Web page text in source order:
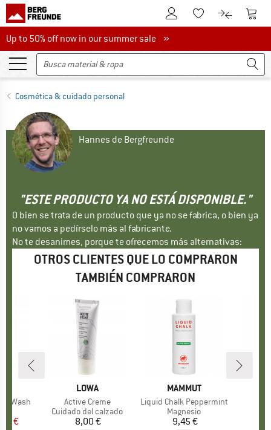
A la cuenta de cliente
A la lista de
A la A la
Up to 50% off now in our summer sale
Up to 50% off now in our summer sale »
Cosmética & cuidado personal
Hannes de Bergfreunde
"ESTE PRODUCTO YA NO ESTÁ DISPONIBLE."
O bien se trata de un producto que ya no se fabrica, o bien ya
no vamos a pedírselo más al fabricante.
No te desanimes, porque te ofrecemos más alternativas:
OTROS CLIENTES QUE LO COMPRARON
TAMBIÉN COMPRARON
Wash
reducido
€
MARCA
LOWA
Artículo
Active Creme
Product group
Cuidado del calzado
Precio
8,00 €
MARCA
MAMMUT
Artículo
Liquid Chalk Peppermint
Product group
Magnesio
Precio
9,45 €